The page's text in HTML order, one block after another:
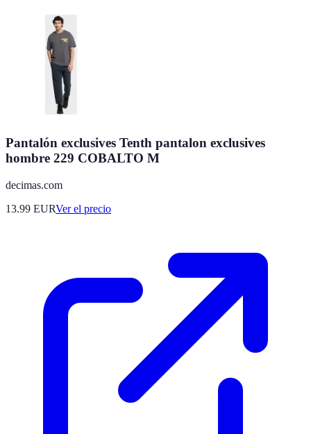
Pantalón exclusives Tenth pantalon exclusives
hombre 229 COBALTO M
decimas.com
13.99 EURVer el precio